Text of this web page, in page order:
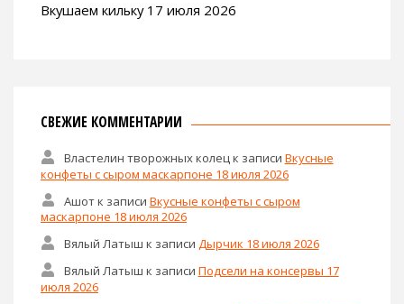
Вкушаем кильку 17 июля 2026
СВЕЖИЕ КОММЕНТАРИИ
Властелин творожных колецк записи Вкусные
конфеты с сыром маскарпоне 18 июля 2026
Ашотк записи Вкусные конфеты с сыром
маскарпоне 18 июля 2026
Вялый Латыш к записи Дырчик 18 июля 2026
Вялый Латыш к записи Подсели на консервы 17
июля 2026